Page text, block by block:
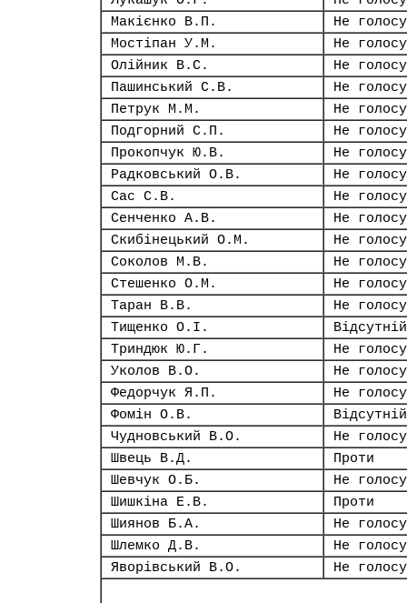
Макієнко В.П.
Не
Мостіпан У.М.
Не
Олійник В.С.
Не
Пашинський С.В.
Не
Петрук М.М.
Не
Подгорний С.П.
Не
Прокопчук Ю.В.
Не
Радковський О.В.
Не
Сас С.В.
Не
Сенченко А.В.
Не
Скибінецький О.М.
Не
Соколов М.В.
Не
Стешенко О.М.
Не
Таран В.В.
Не
Тищенко О.І.
Відсутній
Триндюк Ю.Г.
Не
Уколов В.О.
Не
Федорчук Я.П.
Не
Фомін О.В.
Відсутній
Чудновський В.О.
Не
Швець В.Д.
Проти
Шевчук О.Б.
Не
Шишкіна Е.В.
Проти
Шиянов Б.А.
Не
Шлемко Д.В.
Не
Яворівський В.О.
Не